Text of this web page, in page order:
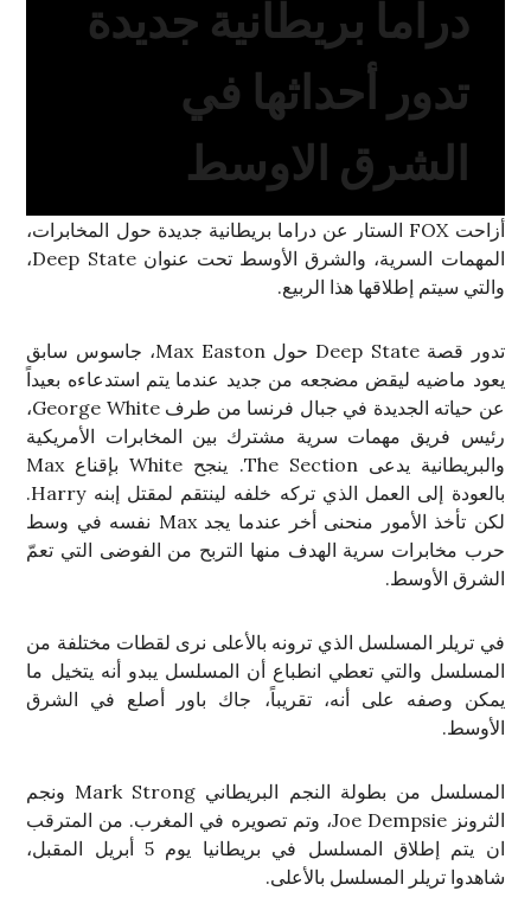
دراما بريطانية جديدة
تدور أحداثها في
الشرق الاوسط
أزاحت FOX الستار عن دراما بريطانية جديدة حول المخابرات،
المهمات السرية، والشرق الأوسط تحت عنوان Deep State،
والتي سيتم إطلاقها هذا الربيع.
تدور قصة Deep State حول Max Easton، جاسوس سابق
يعود ماضيه ليقض مضجعه من جديد عندما يتم استدعاءه بعيداً
عن حياته الجديدة في جبال فرنسا من طرف George White،
رئيس فريق مهمات سرية مشترك بين المخابرات الأمريكية
والبريطانية يدعى The Section. ينجح White بإقناع Max
بالعودة إلى العمل الذي تركه خلفه لينتقم لمقتل إبنه Harry.
لكن تأخذ الأمور منحنى أخر عندما يجد Max نفسه في وسط
حرب مخابرات سرية الهدف منها التربح من الفوضى التي تعمّ
الشرق الأوسط.
في تريلر المسلسل الذي ترونه بالأعلى نرى لقطات مختلفة من
المسلسل والتي تعطي انطباع أن المسلسل يبدو أنه يتخيل ما
يمكن وصفه على أنه، تقريباً، جاك باور أصلع في الشرق
الأوسط.
المسلسل من بطولة النجم البريطاني Mark Strong ونجم
الثرونز Joe Dempsie، وتم تصويره في المغرب. من المترقب
ان يتم إطلاق المسلسل في بريطانيا يوم 5 أبريل المقبل،
شاهدوا تريلر المسلسل بالأعلى.